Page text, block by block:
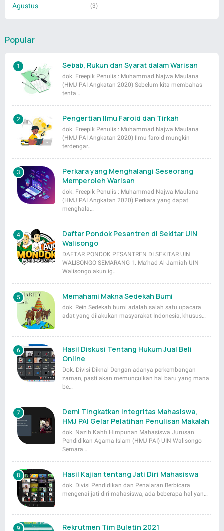
Agustus (3)
Popular
Sebab, Rukun dan Syarat dalam Warisan
dok. Freepik Penulis : Muhammad Najwa Maulana
(HMJ PAI Angkatan 2020) Sebelum kita membahas
tenta…
Pengertian Ilmu Faroid dan Tirkah
dok. Freepik Penulis : Muhammad Najwa Maulana
(HMJ PAI Angkatan 2020) Ilmu faroid mungkin
terdengar…
Perkara yang Menghalangi Seseorang
Memperoleh Warisan
dok. Freepik Penulis : Muhammad Najwa Maulana
(HMJ PAI Angkatan 2020) Perkara yang dapat
menghala…
Daftar Pondok Pesantren di Sekitar UIN
Walisongo
DAFTAR PONDOK PESANTREN DI SEKITAR UIN
WALISONGO SEMARANG 1. Ma’had Al-Jamiah UIN
Walisongo akun ig…
Memahami Makna Sedekah Bumi
dok. Rein Sedekah bumi adalah salah satu upacara
adat yang dilakukan masyarakat Indonesia, khusus…
Hasil Diskusi Tentang Hukum Jual Beli
Online
Dok. Divisi Diknal Dengan adanya perkembangan
zaman, pasti akan memunculkan hal baru yang mana
be…
Demi Tingkatkan Integritas Mahasiswa,
HMJ PAI Gelar Pelatihan Penulisan Makalah
dok. Nazih Kahfi Himpunan Mahasiswa Jurusan
Pendidikan Agama Islam (HMJ PAI) UIN Walisongo
Semara…
Hasil Kajian tentang Jati Diri Mahasiswa
dok. Divisi Pendidikan dan Penalaran Berbicara
mengenai jati diri mahasiswa, ada beberapa hal yan…
Rekrutmen Tim Buletin 2021